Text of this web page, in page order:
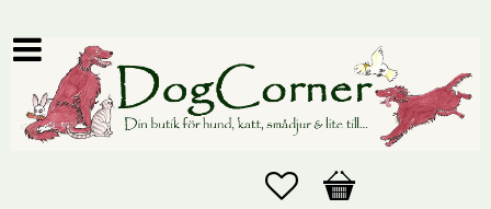
Favoriter
Kundvagn